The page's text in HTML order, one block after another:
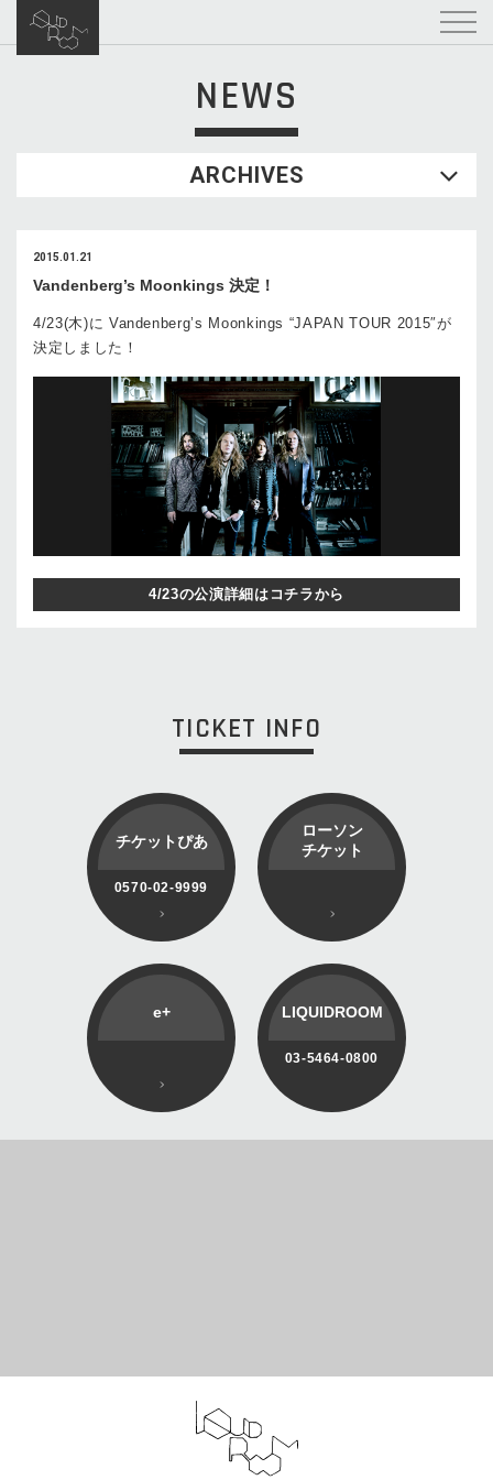
NEWS
ARCHIVES
2015.01.21
Vandenberg’s Moonkings 決定！
4/23(木)に Vandenberg’s Moonkings “JAPAN TOUR 2015″が
決定しました！
4/23の公演詳細はコチラから
TICKET INFO
チケットぴあ
0570-02-9999
ローソン
チケット
e+ LIQUIDROOM
03-5464-0800